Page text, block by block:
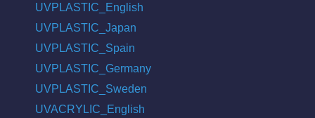
UVPLASTIC_English
UVPLASTIC_Japan
UVPLASTIC_Spain
UVPLASTIC_Germany
UVPLASTIC_Sweden
UVACRYLIC_English